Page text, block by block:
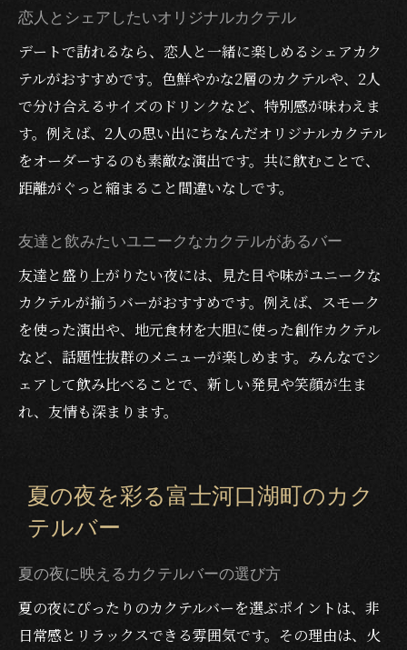
恋人とシェアしたいオリジナルカクテル
デートで訪れるなら、恋人と一緒に楽しめるシェアカク
テルがおすすめです。色鮮やかな2層のカクテルや、2人
で分け合えるサイズのドリンクなど、特別感が味わえま
す。例えば、2人の思い出にちなんだオリジナルカクテル
をオーダーするのも素敵な演出です。共に飲むことで、
距離がぐっと縮まること間違いなしです。
友達と飲みたいユニークなカクテルがあるバー
友達と盛り上がりたい夜には、見た目や味がユニークな
カクテルが揃うバーがおすすめです。例えば、スモーク
を使った演出や、地元食材を大胆に使った創作カクテル
など、話題性抜群のメニューが楽しめます。みんなでシ
ェアして飲み比べることで、新しい発見や笑顔が生ま
れ、友情も深まります。
夏の夜を彩る富士河口湖町のカク
テルバー
夏の夜に映えるカクテルバーの選び方
夏の夜にぴったりのカクテルバーを選ぶポイントは、非
日常感とリラックスできる雰囲気です。その理由は、火